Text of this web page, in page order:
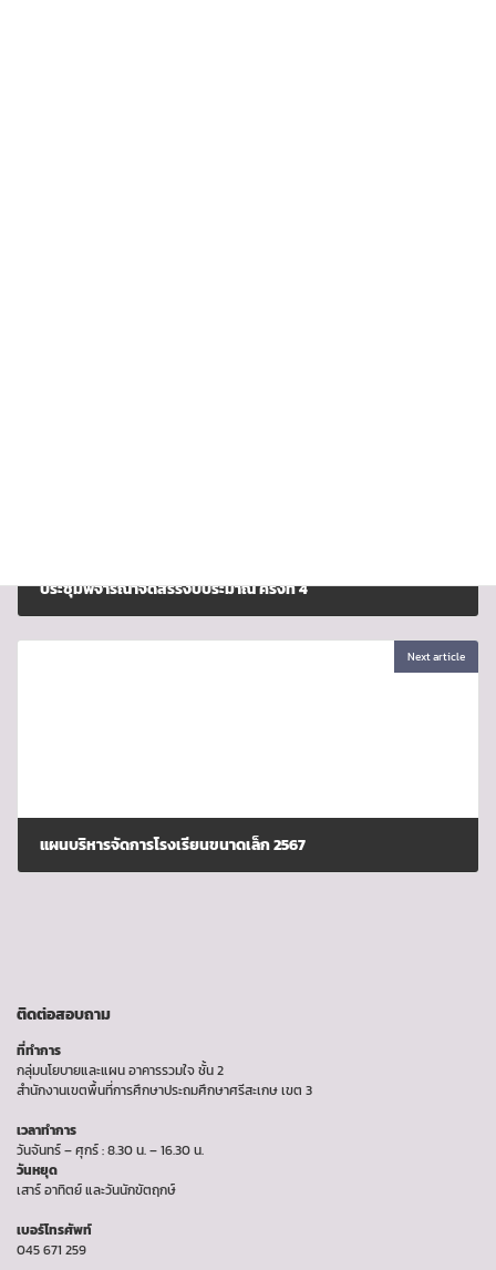
ประชุมพิจารณาจัดสรรงบประมาณ ครั้งที่ 4
Next article
แผนบริหารจัดการโรงเรียนขนาดเล็ก 2567
ติดต่อสอบถาม
ที่ทำการ
กลุ่มนโยบายและแผน อาคารรวมใจ ชั้น 2
สำนักงานเขตพื้นที่การศึกษาประถมศึกษาศรีสะเกษ เขต 3
เวลาทำการ
วันจันทร์ – ศุกร์ : 8.30 น. – 16.30 น.
วันหยุด
เสาร์ อาทิตย์ และวันนักขัตฤกษ์
เบอร์โทรศัพท์
045 671 259